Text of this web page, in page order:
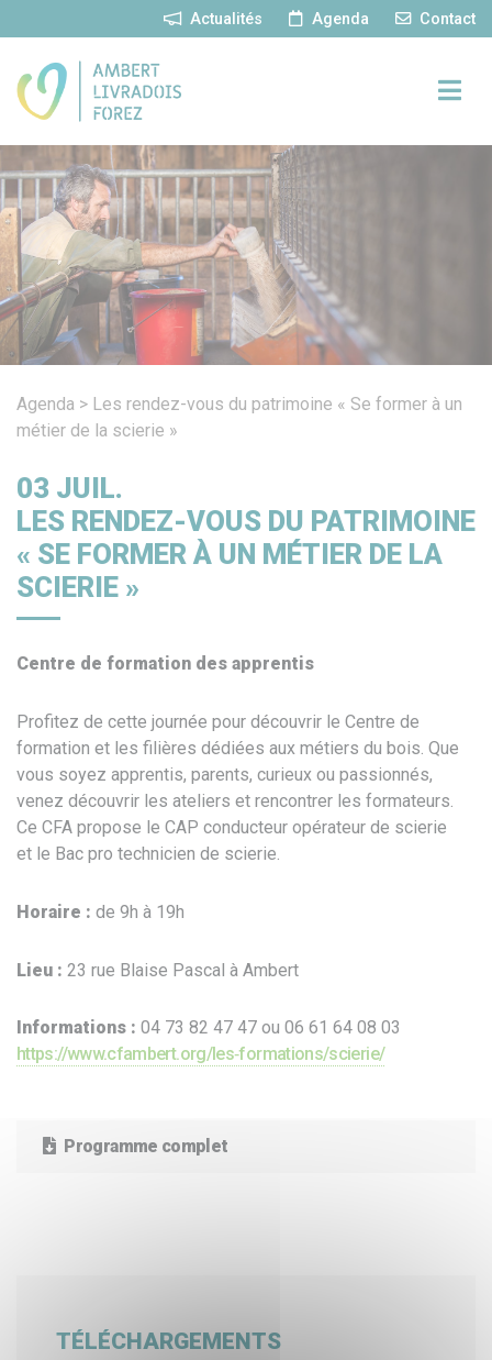
Actualités Agenda Contact
Agenda > Les rendez-vous du patrimoine « Se former à un
métier de la scierie »
03 JUIL.
LES RENDEZ-VOUS DU PATRIMOINE
« SE FORMER À UN MÉTIER DE LA
SCIERIE »
Centre de formation des apprentis
Profitez de cette journée pour découvrir le Centre de
formation et les filières dédiées aux métiers du bois. Que
vous soyez apprentis, parents, curieux ou passionnés,
venez découvrir les ateliers et rencontrer les formateurs.
Ce CFA propose le CAP conducteur opérateur de scierie
et le Bac pro technicien de scierie.
Horaire : de 9h à 19h
Lieu : 23 rue Blaise Pascal à Ambert
Informations : 04 73 82 47 47 ou 06 61 64 08 03
https://www.cfambert.org/les‐formations/scierie/
Programme complet
TÉLÉCHARGEMENTS
Panneau de gestion des cookies